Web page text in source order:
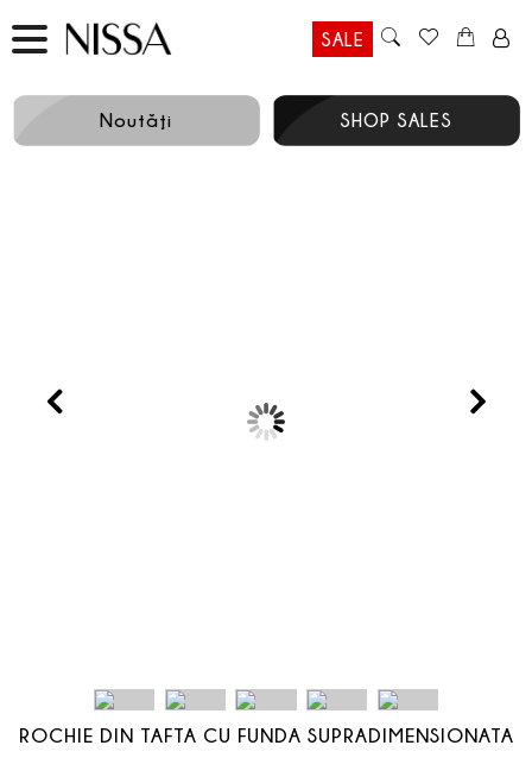
SALE
Noutăţi SHOP SALES
Prev
ROCHIE DIN TAFTA CU FUNDA SUPRADIMENSIONATA